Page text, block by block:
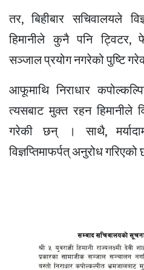
तर, बिहीबार सचिवालयले
हिमानीले कुनै पनि ट्विटर,
सञ्जाल प्रयोग नगरेको पुष्टि
आफूमाथि निराधार
त्यसबाट मुक्त रहन हिमानीले
गरेकी छन् । साथै,
विज्ञप्तिमाफर्पत् अनुरोध गरिएको